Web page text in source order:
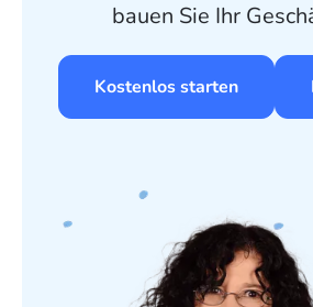
bauen Sie Ihr
Kostenlos starten